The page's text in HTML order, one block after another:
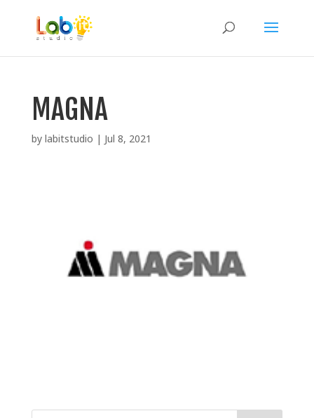
MAGNA
by labitstudio | Jul 8, 2021